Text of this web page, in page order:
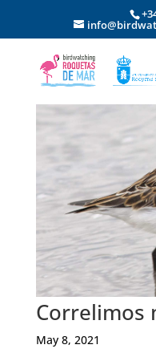
Correlimos
May 8, 2021